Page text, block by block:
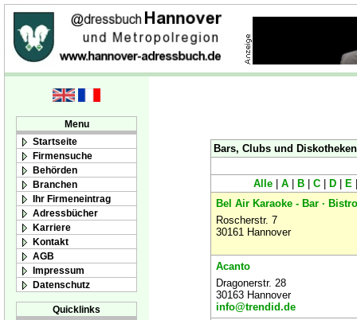
Menu
Startseite
Firmensuche
Behörden
Branchen
Ihr Firmeneintrag
Adressbücher
Karriere
Kontakt
AGB
Impressum
Datenschutz
Quicklinks
Bars, Clubs und
Alle A B C D E
Bel Air Karaoke - Bar ·
Roscherstr. 7
30161 Hannover
Acanto
Dragonerstr. 28
30163 Hannover
info@trendid.de